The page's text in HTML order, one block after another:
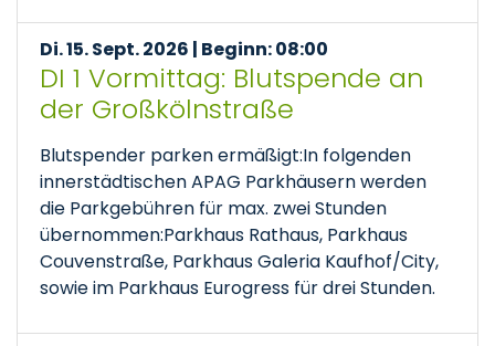
Di. 15. Sept. 2026 | Beginn: 08:00
DI 1 Vormittag: Blutspende an
der Großkölnstraße
Blutspender parken ermäßigt:In folgenden
innerstädtischen APAG Parkhäusern werden
die Parkgebühren für max. zwei Stunden
übernommen:Parkhaus Rathaus, Parkhaus
Couvenstraße, Parkhaus Galeria Kaufhof/City,
sowie im Parkhaus Eurogress für drei Stunden.